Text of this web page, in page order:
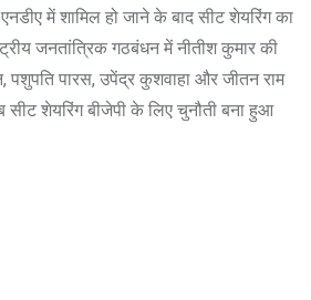
में शामिल हो जाने के बाद सीट शेयरिंग का
जनतांत्रिक गठबंधन में नीतीश कुमार की
पशुपति पारस, उपेंद्र कुशवाहा और जीतन राम
शेयरिंग बीजेपी के लिए चुनौती बना हुआ